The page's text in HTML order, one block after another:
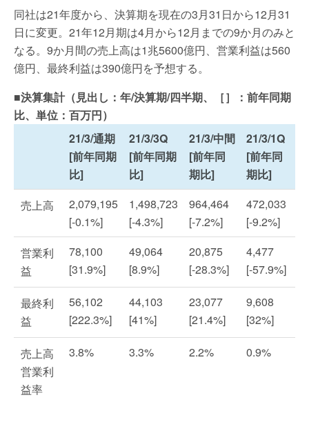
同社は21年度から、決算期を現在の3月31日から12月31
日に変更。21年12月期は4月から12月までの9か月のみと
なる。9か月間の売上高は1兆5600億円、営業利益は560
億円、最終利益は390億円を予想する。
■決算集計（見出し：年/決算期/四半期、［］：前年同期
比、単位：百万円）
21/3/通期
[前年同期
比]
21/3/3Q
[前年同期
比]
21/3/中間
[前年同
期比]
21/3/1Q
[前年同
期比]
売上高
2,079,195
[-0.1%]
1,498,723
[-4.3%]
964,464
[-7.2%]
472,033
[-9.2%]
営業利
益
78,100
[31.9%]
49,064
[8.9%]
20,875
[-28.3%]
4,477
[-57.9%]
最終利
益
56,102
[222.3%]
44,103
[41%]
23,077
[21.4%]
9,608
[32%]
売上高
営業利
益率
3.8% 3.3% 2.2% 0.9%